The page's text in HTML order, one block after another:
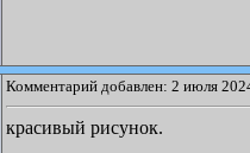
Комментарий добавлен: 2 июля
красивый рисунок.